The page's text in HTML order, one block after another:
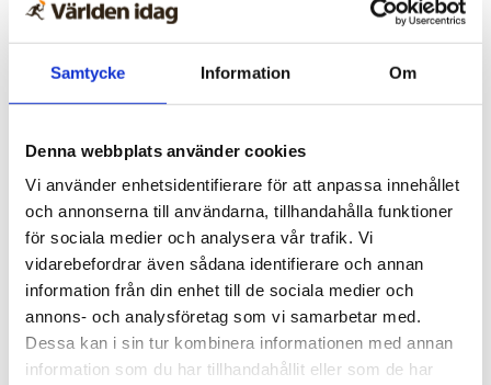
Samtycke Information Om
Denna webbplats använder cookies
Vi använder enhetsidentifierare för att anpassa innehållet
och annonserna till användarna, tillhandahålla funktioner
för sociala medier och analysera vår trafik. Vi
vidarebefordrar även sådana identifierare och annan
information från din enhet till de sociala medier och
annons- och analysföretag som vi samarbetar med.
Dessa kan i sin tur kombinera informationen med annan
information som du har tillhandahållit eller som de har
om Jesu återkomst